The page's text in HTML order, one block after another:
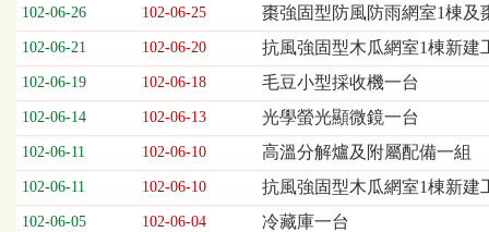
告
事
項
102-06-26 102-06-25 棗強固型防風防雨網室1棟及
102-06-21 102-06-20 抗風強固型木瓜網室1棟新建
102-06-19 102-06-18 毛豆小型採收機一台
102-06-14 102-06-13 光學螢光顯微鏡一台
102-06-11 102-06-10 高溫分解爐及附屬配備一組
102-06-11 102-06-10 抗風強固型木瓜網室1棟新建
102-06-05 102-06-04 冷藏庫一台